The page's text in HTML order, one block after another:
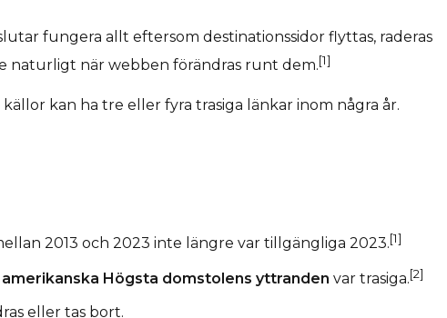
fungera allt eftersom destinationssidor flyttas, raderas
naturligt när webben förändras runt dem.[1]
kan ha tre eller fyra trasiga länkar inom några år.
2013 och 2023 inte längre var tillgängliga 2023.[1]
amerikanska Högsta domstolens yttranden var trasiga.[2]
eller tas bort.